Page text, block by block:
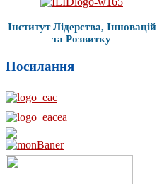
Інститут Лідерства, Інновацій
та Розвитку
Посилання